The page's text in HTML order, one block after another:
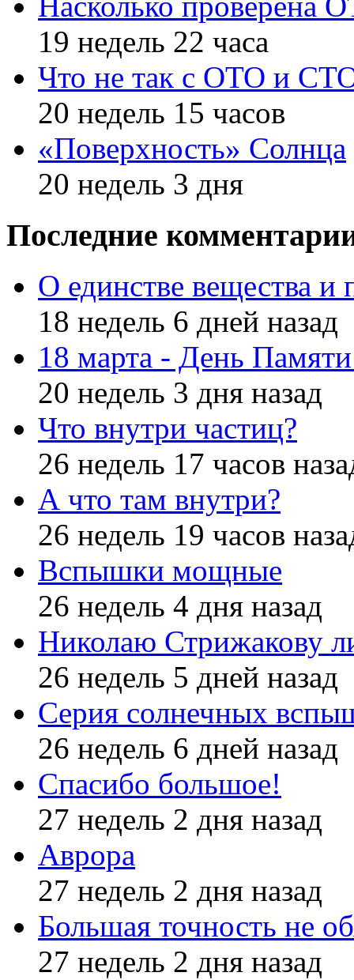
19 недель 22 часа
Что не так с ОТО и
20 недель 15 часов
«Поверхность» Солнца
20 недель 3 дня
Последние
О единстве вещества и
18 недель 6 дней назад
18 марта - День
20 недель 3 дня назад
Что внутри частиц?
26 недель 17 часов
А что там внутри?
26 недель 19 часов
Вспышки мощные
26 недель 4 дня назад
Николаю Стрижакову
26 недель 5 дней назад
Серия солнечных
26 недель 6 дней назад
Спасибо большое!
27 недель 2 дня назад
Аврора
27 недель 2 дня назад
Большая точность не
27 недель 2 дня назад